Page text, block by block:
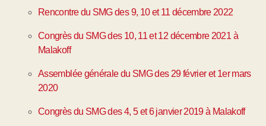
Rencontre du SMG des 9, 10 et 11 décembre 2022
Congrès du SMG des 10, 11 et 12 décembre 2021 à
Malakoff
Assemblée générale du SMG des 29 février et 1er mars
2020
Congrès du SMG des 4, 5 et 6 janvier 2019 à Malakoff